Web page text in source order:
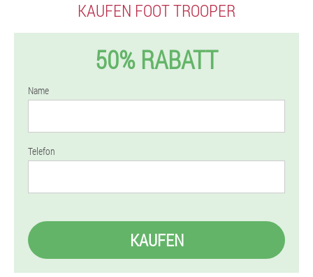
KAUFEN FOOT TROOPER
50% RABATT
Name
Telefon
KAUFEN